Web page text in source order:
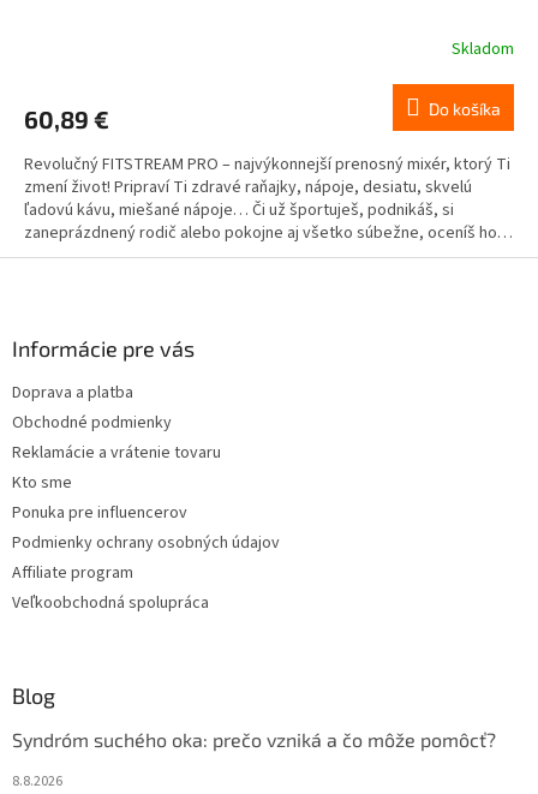
Skladom
60,89 € Do košíka
Revolučný FITSTREAM PRO – najvýkonnejší prenosný mixér, ktorý Ti
zmení život! Pripraví Ti zdravé raňajky, nápoje, desiatu, skvelú
ľadovú kávu, miešané nápoje… Či už športuješ, podnikáš, si
zaneprázdnený rodič alebo pokojne aj všetko súbežne, oceníš ho
nielen ty, ale aj tvoje okolie.
Informácie pre vás
Doprava a platba
Obchodné podmienky
Reklamácie a vrátenie tovaru
Kto sme
Ponuka pre influencerov
Podmienky ochrany osobných údajov
Affiliate program
Veľkoobchodná spolupráca
Blog
Syndróm suchého oka: prečo vzniká a čo môže pomôcť?
8.8.2026